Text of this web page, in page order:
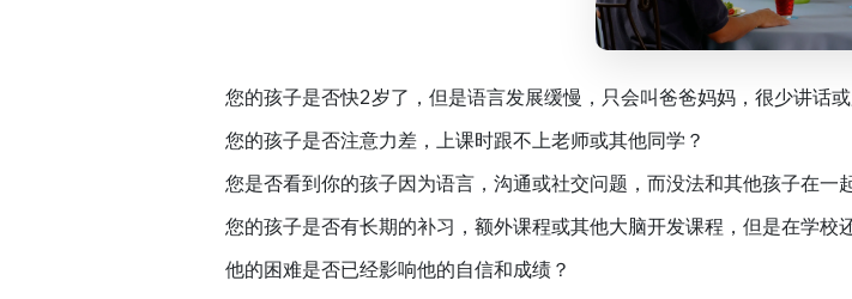
您的孩子是否快2岁了，但是语言发展缓慢，只会叫爸爸妈妈，很少讲话或
您的孩子是否注意力差，上课时跟不上老师或其他同学？
您是否看到你的孩子因为语言，沟通或社交问题，而没法和其他孩子在一
您的孩子是否有长期的补习，额外课程或其他大脑开发课程，但是在学校
他的困难是否已经影响他的自信和成绩？